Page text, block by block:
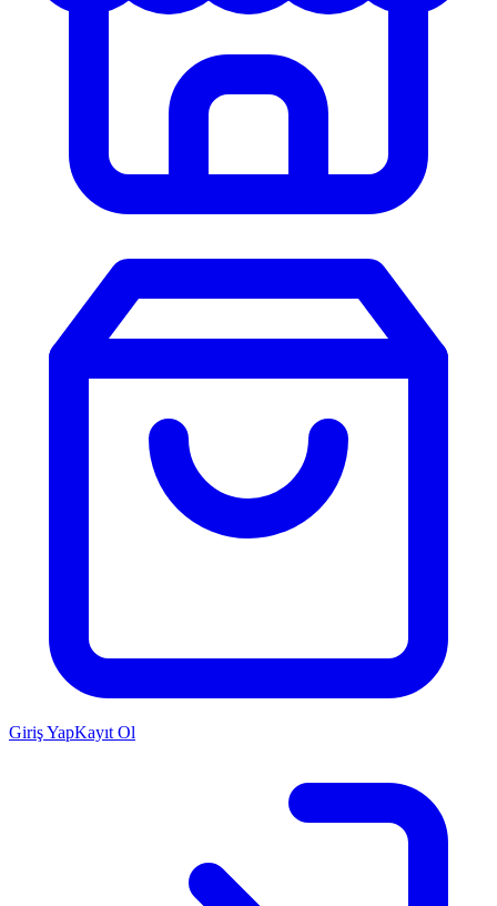
Giriş YapKayıt Ol